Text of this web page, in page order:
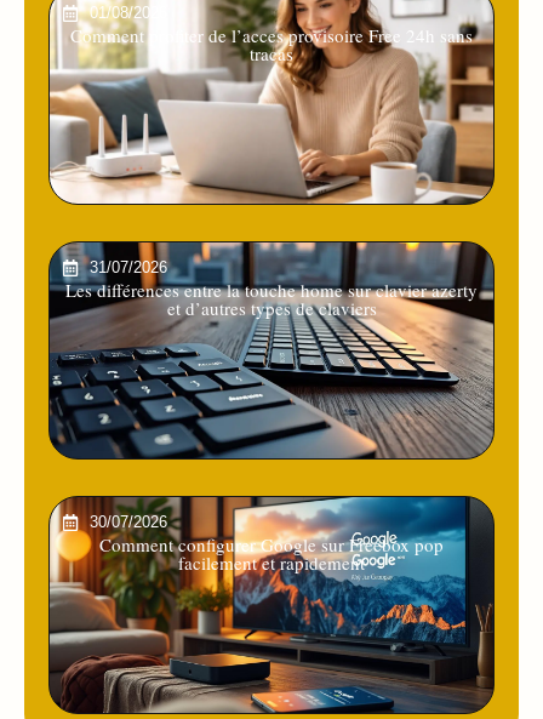
01/08/2026
Comment profiter de l’acces provisoire Free 24h sans
tracas
31/07/2026
Les différences entre la touche home sur clavier azerty
et d’autres types de claviers
30/07/2026
Comment configurer Google sur Freebox pop
facilement et rapidement